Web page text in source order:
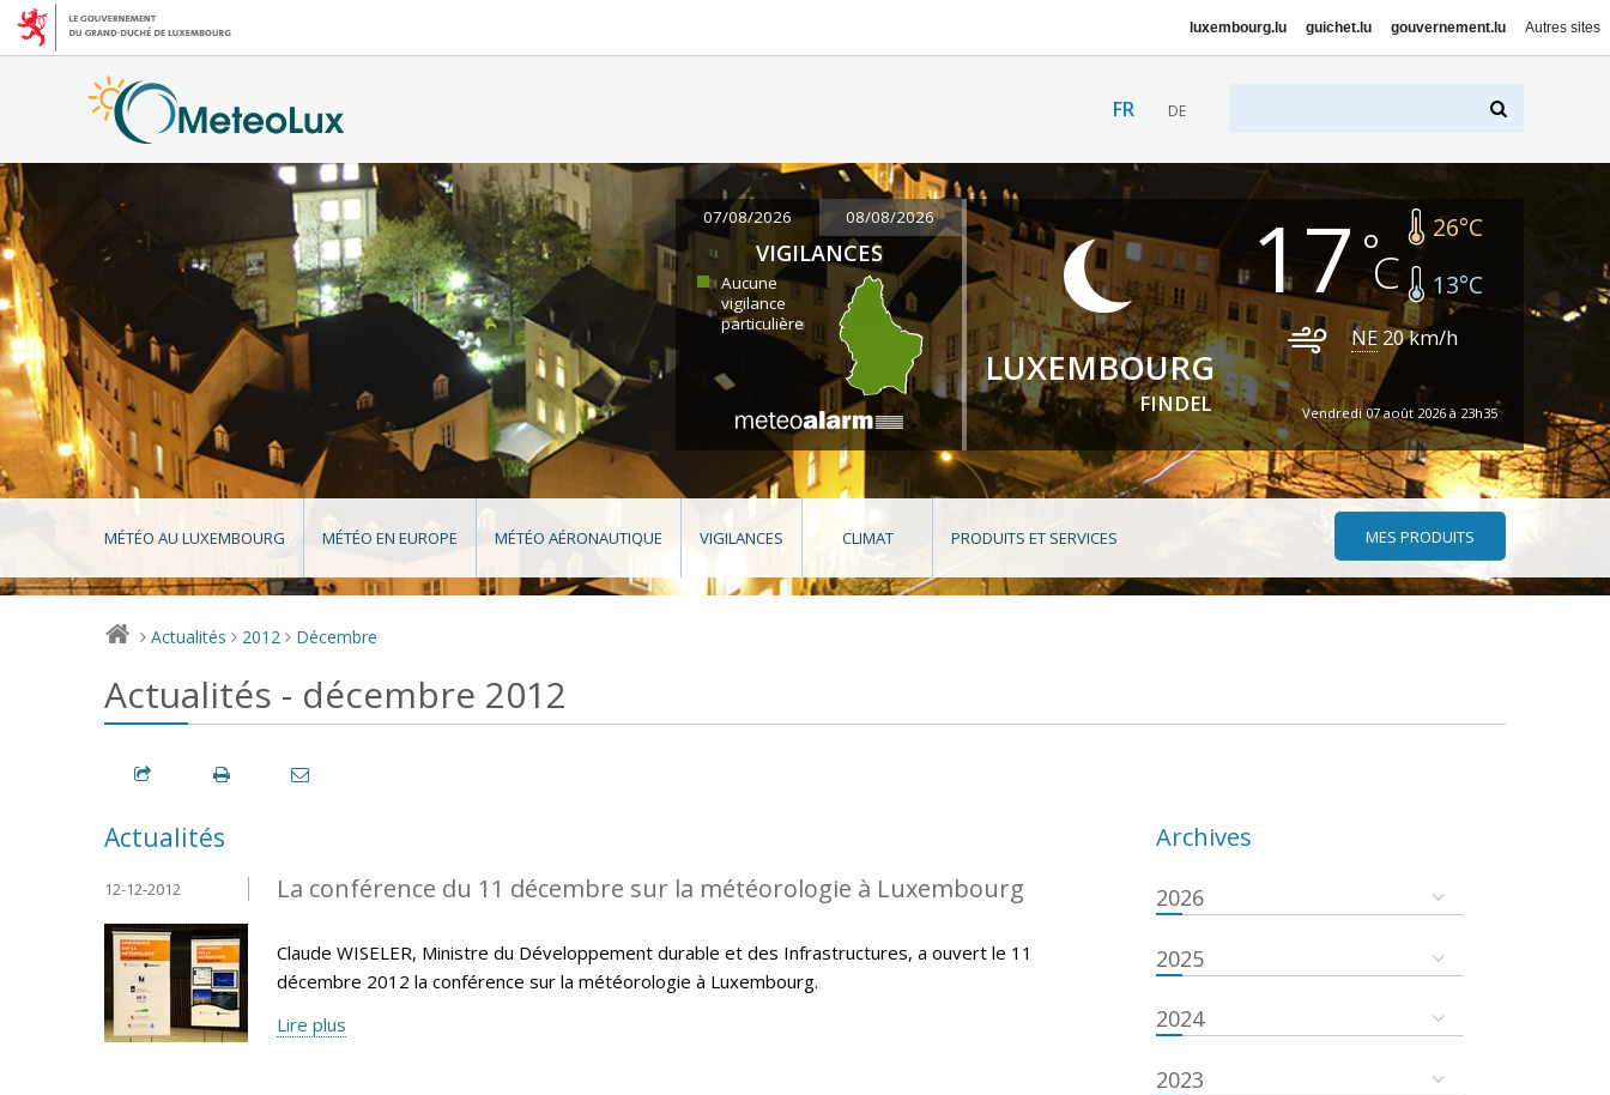
luxembourg.lu guichet.lu gouvernement.lu Autres sites
FR DE
07/08/2026 08/08/2026
VIGILANCES
Aucune
vigilance
particulière
LUXEMBOURG
FINDEL
17 26°C
13°C
NE 20km/h
Vendredi 07 août 2026 à 23h35
MÉTÉO AU LUXEMBOURG MÉTÉO EN EUROPE MÉTÉO AÉRONAUTIQUE VIGILANCES CLIMAT PRODUITS ET SERVICES MES PRODUITS
> Actualités > 2012 > Décembre
Actualités - décembre 2012
Actualités
La conférence du 11 décembre sur la météorologie à Luxembourg
12-12-2012
Claude WISELER, Ministre du Développement durable et des Infrastructures, a ouvert le 11
décembre 2012 la conférence sur la météorologie à Luxembourg.
Lire plus
Archives
2026
2025
2024
2023